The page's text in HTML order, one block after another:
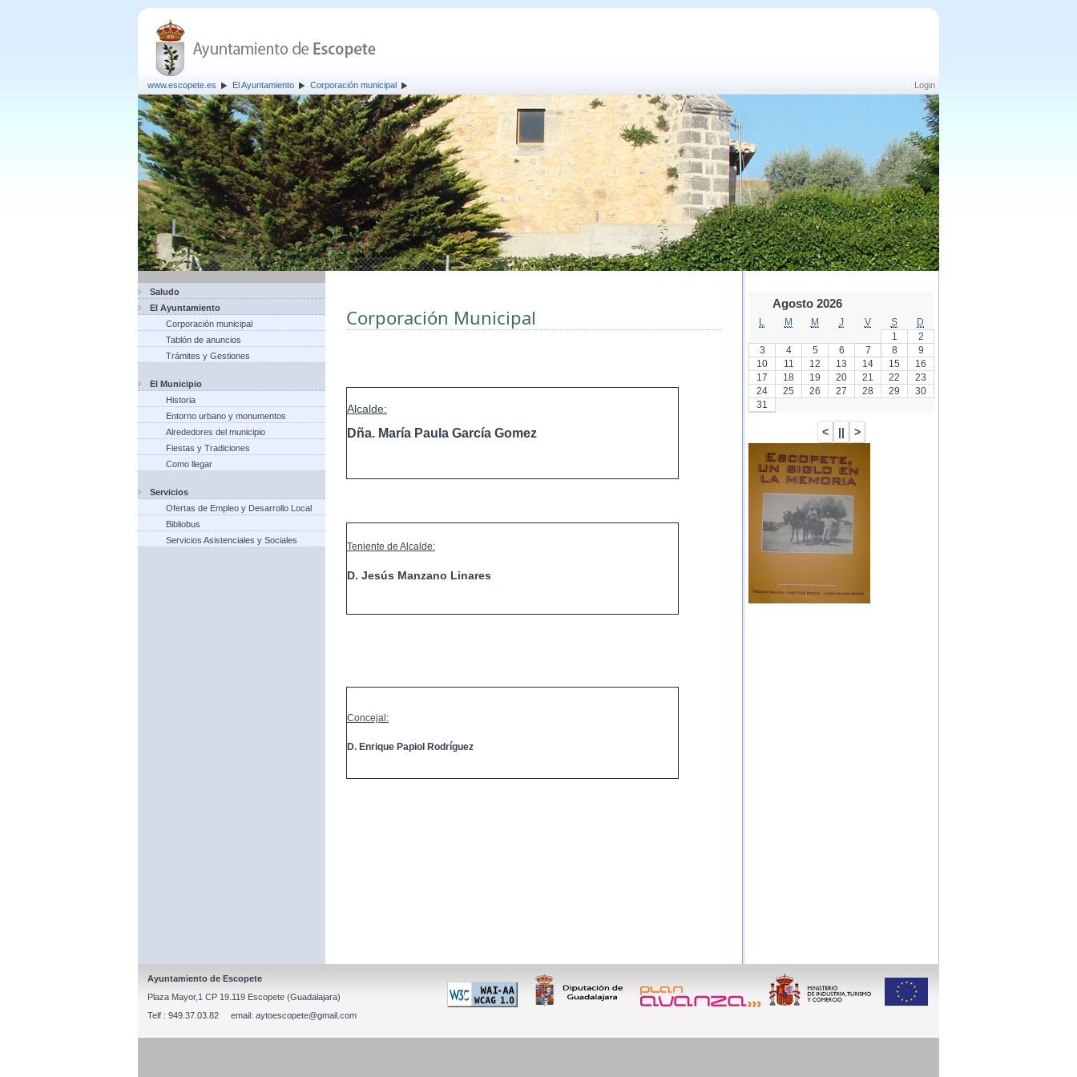
Login
www.escopete.es El Ayuntamiento Corporación municipal
Saludo
El Ayuntamiento
Corporación municipal
Tablón de anuncios
Trámites y Gestiones
El Municipio
Historia
Entorno urbano y monumentos
Alrededores del municipio
Fiestas y Tradiciones
Como llegar
Servicios
Ofertas de Empleo y Desarrollo Local
Bibliobus
Servicios Asistenciales y Sociales
Corporación Municipal
Alcalde:
Dña. María Paula García Gomez
Teniente de Alcalde:
D. Jesús Manzano Linares
Concejal:
D. Enrique Papiol Rodríguez
Agosto 2026
M M J V S
D
1
2
3
4 5 6 7 8
9
10
11 12 13 14 15
16
17
18 19 20 21 22
23
24
25 26 27 28 29
30
31
Ayuntamiento de Escopete
Plaza Mayor,1 CP 19.119 Escopete (Guadalajara)
Telf : 949.37.03.82 email: aytoescopete@gmail.com